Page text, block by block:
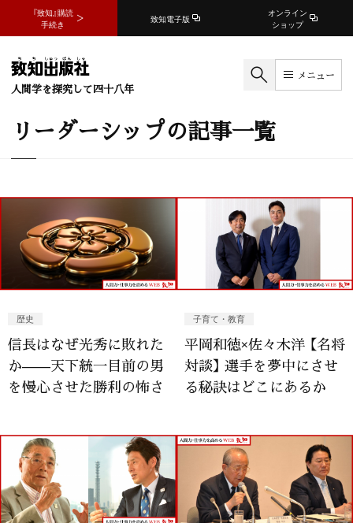
『致知』購読
手続き
致知電子版
オンライン
ショップ
人間学を探究して四十八年
メニュー
リーダーシップの記事一覧
歴史
信長はなぜ光秀に敗れた
か——天下統一目前の男
を慢心させた勝利の怖さ
子育て・教育
平岡和徳×佐々木洋 【名将
対談】 選手を夢中にさせ
る秘訣はどこにあるか